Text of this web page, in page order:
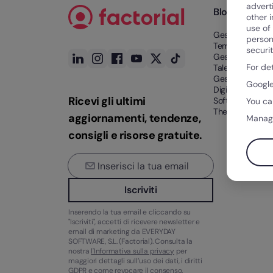
Ricevi gli ultimi
aggiornamenti, tendenze,
consigli e risorse gratuite.
Iscriviti
Inserendo la tua email e cliccando su
"Iscriviti", accetti di ricevere newsletter e
email di marketing da EVERYDAY
SOFTWARE, S.L. (Factorial). Consulta la
nostra l'Informativa sulla privacy per
maggiori dettagli sull’uso dei dati, i diritti
GDPR e come revocare il consenso.
Blog
Gestione del
Tempo
Gestione del
Talento
Gestione
Digitalizzazione
Software HR
The Rocket
other
use of
For
You